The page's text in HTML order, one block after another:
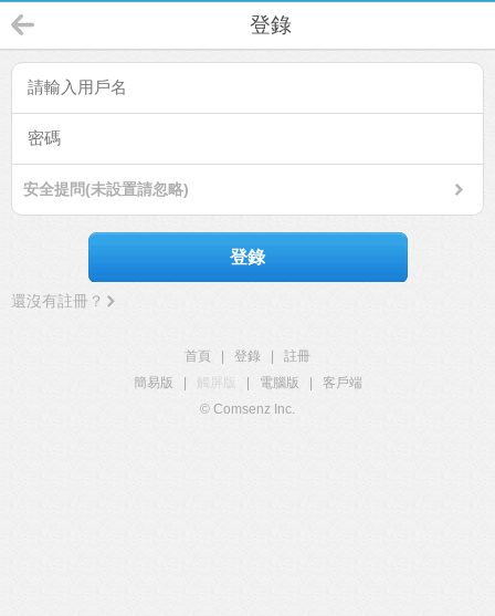
登錄
安全提問(未設置請忽略)
登錄
還沒有註冊？
首頁 登錄
註冊
簡易版
觸屏版 電腦版
客戶端
© Comsenz Inc.